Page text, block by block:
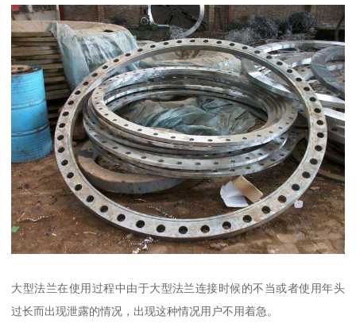
大型法兰在使用过程中由于大型法兰连接时候的不当或者使用年头
过长而出现泄露的情况，出现这种情况用户不用着急。